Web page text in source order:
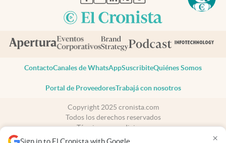
Sign in to El Cronista with Google ×
ContactoCanales de WhatsAppSuscribiteQuiénes Somos
Portal de ProveedoresTrabajá con nosotros
Copyright 2025 cronista.com
Todos los derechos reservados
Términos y condiciones
Privacidad